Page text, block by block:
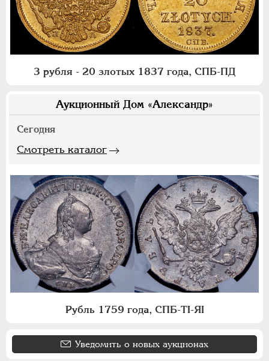
3 рубля - 20 злотых 1837 года, СПБ-ПД
Аукционный Дом «Александр»
Сегодня
Смотреть каталог
Рубль 1759 года, СПБ-ТI-ЯI
Уведомить о новых аукционах